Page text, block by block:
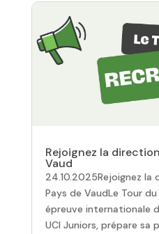
Rejoignez la
Vaud
24.10.2025Rejoignez la
Pays de VaudLe Tour
épreuve internationale
UCI Juniors, prépare sa